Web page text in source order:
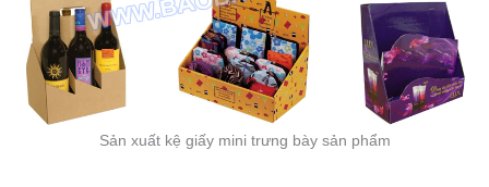
Sản xuất kệ giấy mini trưng bày sản phẩm